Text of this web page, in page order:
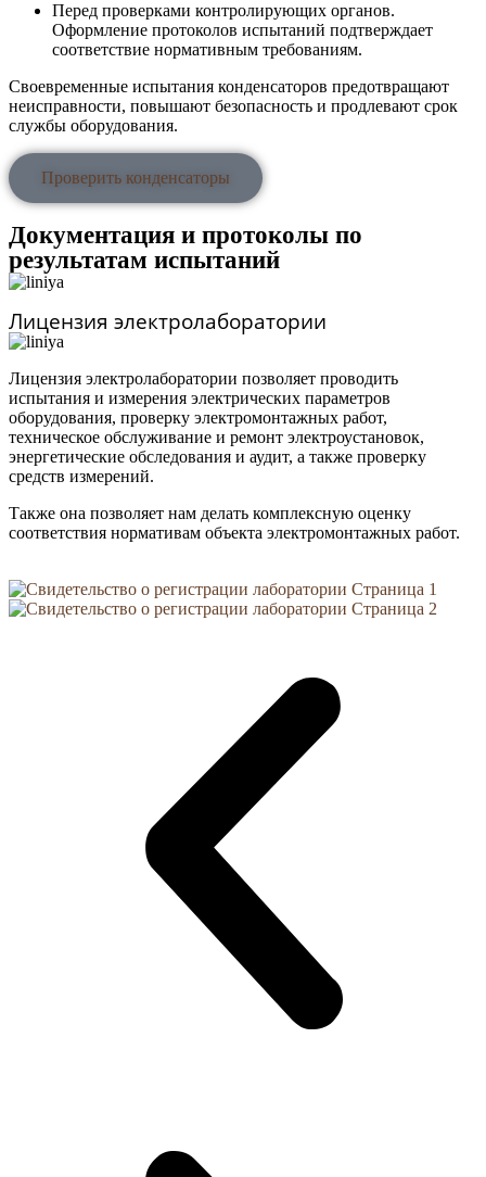
Перед проверками контролирующих органов.
Оформление протоколов испытаний подтверждает
соответствие нормативным требованиям.
Своевременные испытания конденсаторов предотвращают
неисправности, повышают безопасность и продлевают срок
службы оборудования.
Проверить конденсаторы
Документация и протоколы по
результатам испытаний
Лицензия электролаборатории
Лицензия электролаборатории позволяет проводить
испытания и измерения электрических параметров
оборудования, проверку электромонтажных работ,
техническое обслуживание и ремонт электроустановок,
энергетические обследования и аудит, а также проверку
средств измерений.
Также она позволяет нам делать комплексную оценку
соответствия нормативам объекта электромонтажных работ.